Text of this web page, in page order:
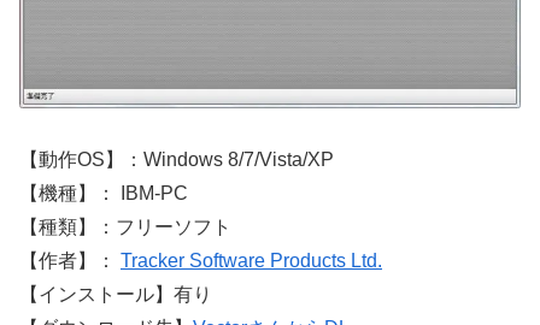
【動作OS】：Windows 8/7/Vista/XP
【機種】： IBM-PC
【種類】：フリーソフト
【作者】： Tracker Software Products Ltd.
【インストール】有り